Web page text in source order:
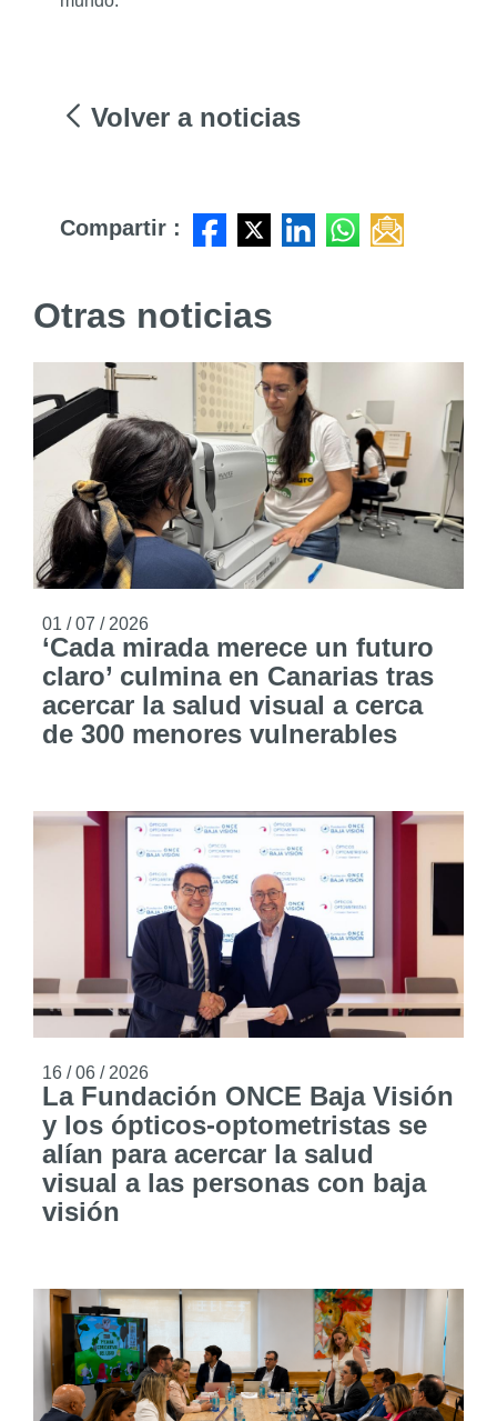
Volver a noticias
Compartir :
Otras noticias
01 / 07 / 2026
‘Cada mirada merece un futuro
claro’ culmina en Canarias tras
acercar la salud visual a cerca
de 300 menores vulnerables
16 / 06 / 2026
La Fundación ONCE Baja Visión
y los ópticos-optometristas se
alían para acercar la salud
visual a las personas con baja
visión